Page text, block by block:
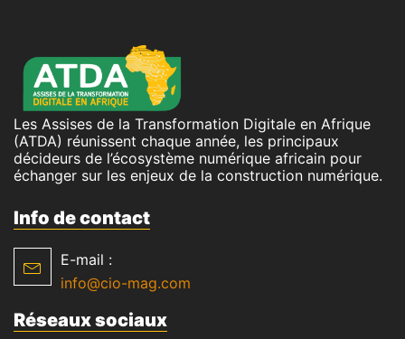
Les Assises de la Transformation Digitale en Afrique
(ATDA) réunissent chaque année, les principaux
décideurs de l’écosystème numérique africain pour
échanger sur les enjeux de la construction numérique.
Info de contact
E-mail :
info@cio-mag.com
Réseaux sociaux